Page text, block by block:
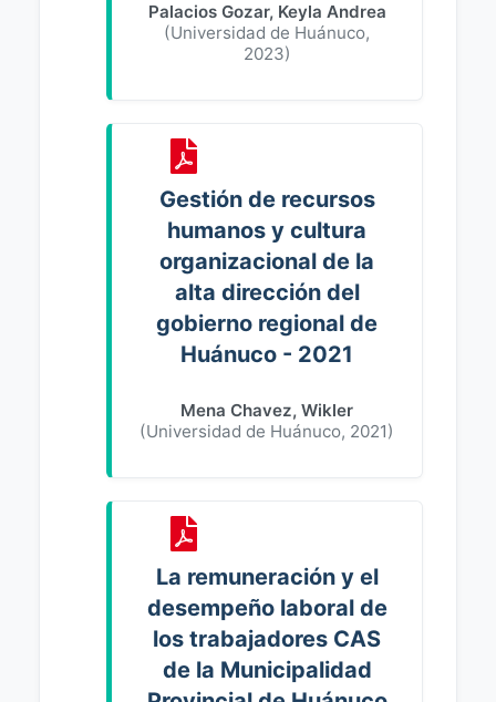
Palacios Gozar, Keyla Andrea
(Universidad de Huánuco,
2023)
Gestión de recursos
humanos y cultura
organizacional de la
alta dirección del
gobierno regional de
Huánuco - 2021
Mena Chavez, Wikler
(Universidad de Huánuco, 2021)
La remuneración y el
desempeño laboral de
los trabajadores CAS
de la Municipalidad